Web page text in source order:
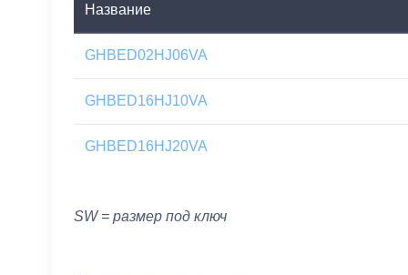
Название
GHBED02HJ06VA
GHBED16HJ10VA
GHBED16HJ20VA
SW = размер под ключ